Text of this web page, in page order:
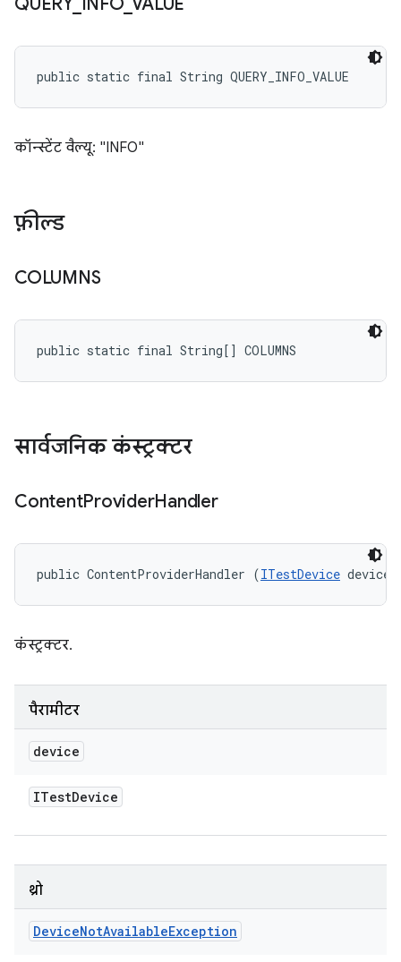
public static final String QUERY_INFO_VALUE
कॉन्स्टेंट वैल्यू: "INFO"
फ़ील्ड
COLUMNS
public static final String[] COLUMNS
सार्वजनिक कंस्ट्रक्टर
ContentProviderHandler
public ContentProviderHandler (ITestDevice device)
कंस्ट्रक्टर.
पैरामीटर
device
ITestDevice
थ्रो
DeviceNotAvailableException